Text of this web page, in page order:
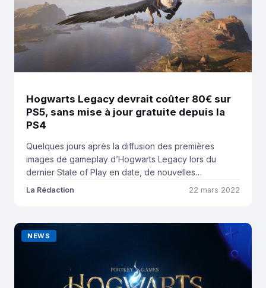
Hogwarts Legacy devrait coûter 80€ sur
PS5, sans mise à jour gratuite depuis la
PS4
Quelques jours après la diffusion des premières
images de gameplay d’Hogwarts Legacy lors du
dernier State of Play en date, de nouvelles
informations arrivent au compte-gouttes. Et si les pré-
des informations tarifaires. Après avoir visiblement
conquis les amateurs de l’univers d’Harry […]
La Rédaction 22 mars 2022
NEWS